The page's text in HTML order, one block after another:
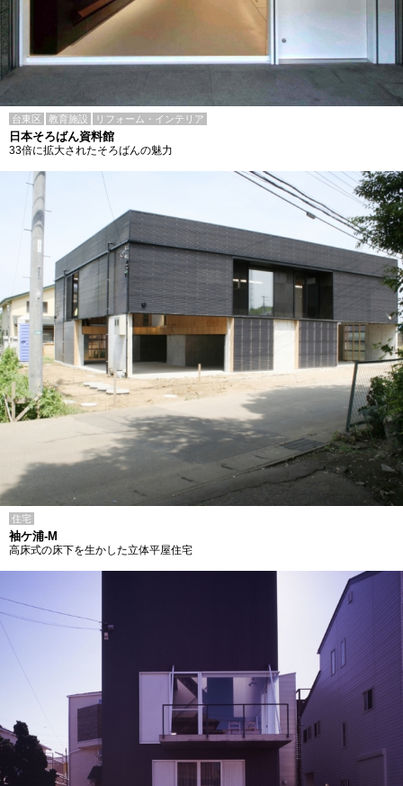
台東区 教育施設 リフォーム・インテリア
日本そろばん資料館
33倍に拡大されたそろばんの魅力
住宅
袖ケ浦-M
高床式の床下を生かした立体平屋住宅